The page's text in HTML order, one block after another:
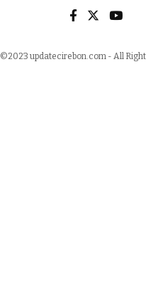
©2023 updatecirebon.com - All